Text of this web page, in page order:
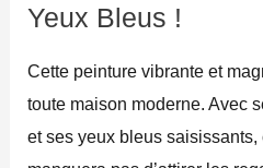
Yeux Bleus !
Cette peinture vibrante et
toute maison moderne. Avec
et ses yeux bleus